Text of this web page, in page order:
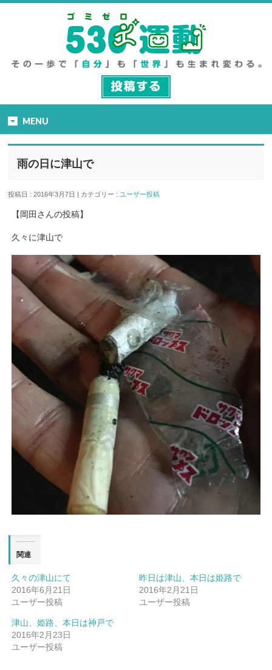
MENU
雨の日に津山で
投稿日 : 2016年3月7日 | カテゴリー :ユーザー投稿
【岡田さんの投稿】
久々に津山で
関連
久々の津山にて
2016年6月21日
ユーザー投稿
昨日は津山、本日は姫路で
2016年2月21日
ユーザー投稿
津山、姫路、本日は神戸で
2016年2月23日
ユーザー投稿